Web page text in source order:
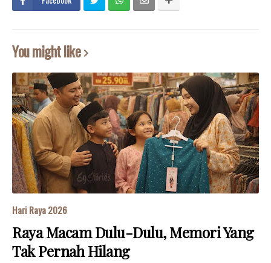
You might like
Hari Raya 2026
Raya Macam Dulu-Dulu, Memori Yang
Tak Pernah Hilang